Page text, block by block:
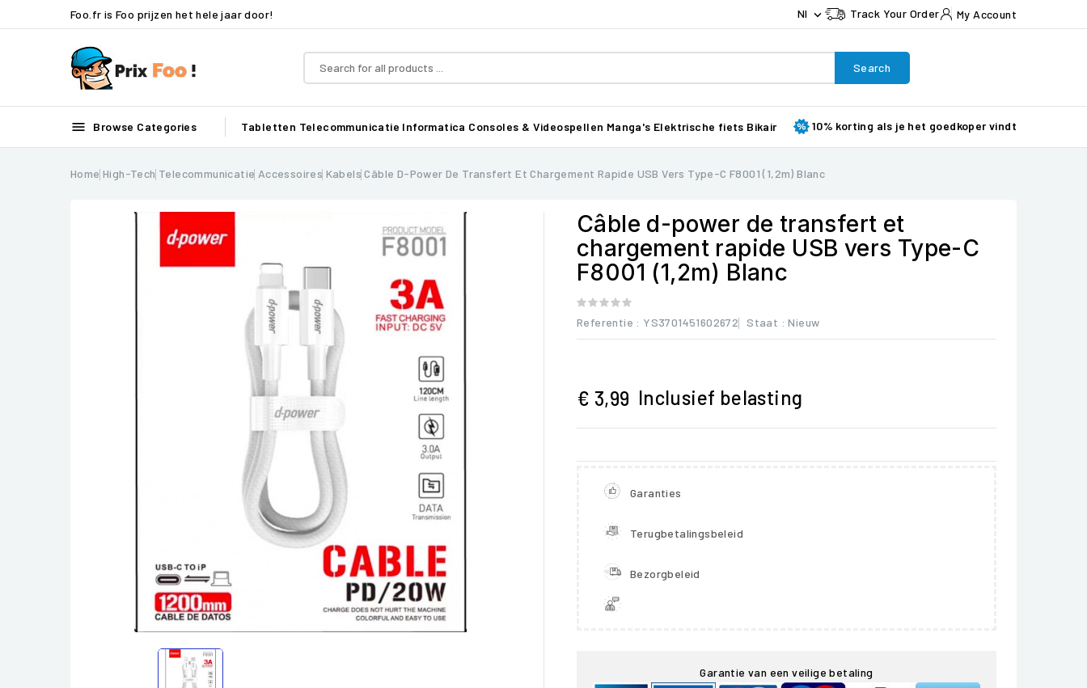
Foo.fr is Foo prijzen het hele jaar door! Nl  Track Your Order My Account
Search
 Browse Categories Tabletten Telecommunicatie Informatica Consoles & Videospellen Manga's Elektrische fiets Bikair 10% korting als je het goedkoper vindt
Home High-Tech Telecommunicatie Accessoires Kabels Câble D-Power De Transfert Et Chargement Rapide USB Vers Type-C F8001 (1,2m) Blanc
Câble d-power de transfert et
chargement rapide USB vers Type-C
F8001 (1,2m) Blanc
Referentie : YS3701451602672 Staat : Nieuw
€ 3,99 Inclusief belasting
Garanties
Terugbetalingsbeleid
Bezorgbeleid
Garantie van een veilige betaling